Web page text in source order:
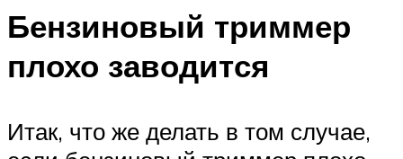
Бензиновый триммер
плохо заводится
Итак, что же делать в том случае,